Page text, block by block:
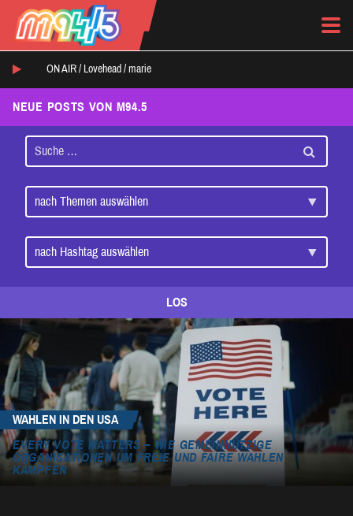
ON AIR / Lovehead / marie
NEUE POSTS VON M94.5
LOS
WAHLEN IN DEN USA
EVERY VOTE MATTERS – WIE GEMEINNÜTZIGE
ORGANISATIONEN UM FREIE UND FAIRE WAHLEN
KÄMPFEN